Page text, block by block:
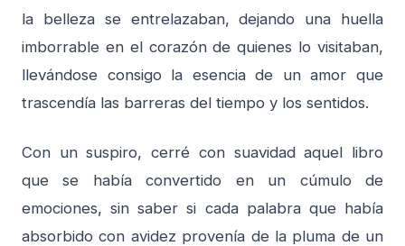
la belleza se entrelazaban, dejando una huella
imborrable en el corazón de quienes lo visitaban,
llevándose consigo la esencia de un amor que
trascendía las barreras del tiempo y los sentidos.
Con un suspiro, cerré con suavidad aquel libro
que se había convertido en un cúmulo de
emociones, sin saber si cada palabra que había
absorbido con avidez provenía de la pluma de un